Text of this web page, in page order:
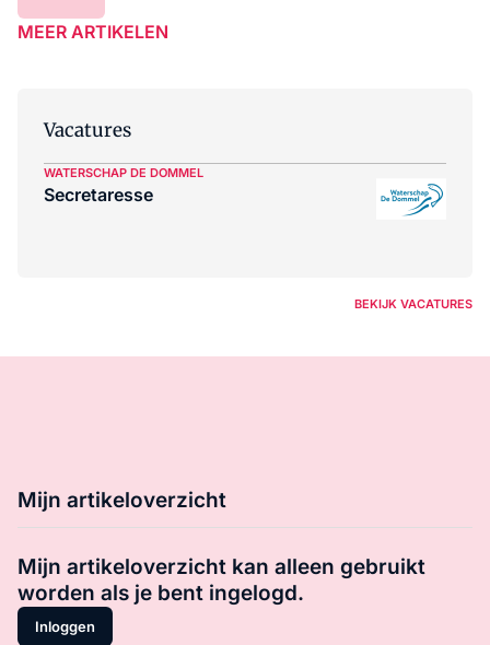
MEER ARTIKELEN
Vacatures
WATERSCHAP DE DOMMEL
Secretaresse
BEKIJK VACATURES
Mijn artikeloverzicht
Mijn artikeloverzicht kan alleen gebruikt
worden als je bent ingelogd.
Inloggen